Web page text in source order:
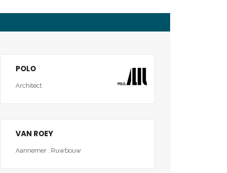
POLO
Architect
VAN ROEY
Aannemer : Ruwbouw